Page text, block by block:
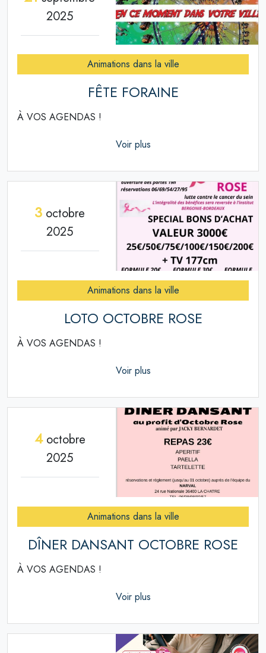
2025
Animations dans la ville
FÊTE FORAINE
À VOS AGENDAS !
Voir plus
3 octobre
2025
Animations dans la ville
LOTO OCTOBRE ROSE
À VOS AGENDAS !
Voir plus
4octobre
2025
Animations dans la ville
DÎNER DANSANT OCTOBRE ROSE
À VOS AGENDAS !
Voir plus